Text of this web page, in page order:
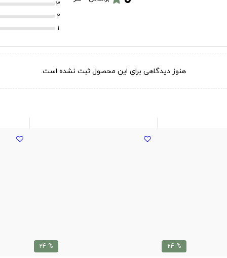
3
2
1
هنوز دیدگاهی برای این محصول ثبت نشده است.
% 24
% 24